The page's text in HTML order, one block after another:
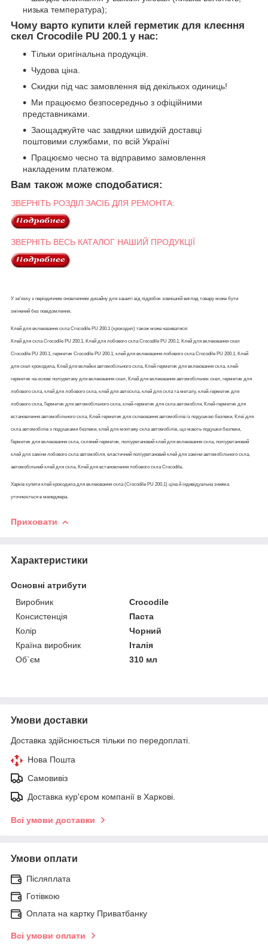
низька температура);
Чому варто купити клей герметик для клеєння
скел Crocodile PU 200.1 у нас:
Тільки оригінальна продукція.
Чудова ціна.
Скидки під час замовлення від декількох одиниць!
Ми працюємо безпосередньо з офіційними
представниками.
Заощаджуйте час завдяки швидкій доставці
поштовими службами, по всій Україні
Працюємо чесно та відправимо замовлення
накладеним платежом.
Вам також може сподобатися:
ЗВЕРНІТЬ РОЗДІЛ ЗАСІБ ДЛЯ РЕМОНТА:
ЗВЕРНІТЬ ВЕСЬ КАТАЛОГ НАШИЙ ПРОДУКЦІЇ
У зв'язку з періодичним оновленням дизайну для зашиті від підробок зовнішній вигляд товару може бути
змінений без повідомлення.
Клей для вклеювання скла Crocodile PU 200.1 (крокодил) також може називатися:
Клей для скла Crocodile PU 200.1, Клей для лобового скла Crocodile PU 200.1, Клей для вклеювання скел
Crocodile PU 200.1, герметик Crocodile PU 200.1, клей для вклеювання лобового скла Crocodile PU 200.1, Клей
для скел крокодила, Клей для вклейки автомобільного скла, Клей-герметик для вклеювання скла, клей-
герметик на основі поліуретану для вклеювання скел, Клей для вклеювання автомобільних скел, герметик для
лобового скла, клей для лобового скла, клей для автоскла, клей для скла та металу, клей-герметик для
лобового скла, Герметик для автомобільного скла, клей-герметик для скла автомобіля, Клей-герметик для
встановлення автомобільного скла, Клей-герметик для склеювання автомобілів із подушкою безпеки, Клеї для
скла автомобілів з подушками безпеки, клей для монтажу скла автомобілів, що мають подушки безпеки,
Герметик для вклеювання скла, скляний герметик, поліуретановий клей для вклеювання скла, поліуретановий
клей для заміни лобового скла автомобіля, еластичний поліуретановий клей для заміни автомобільного скла,
автомобільний клей для скла, Клей для встановлення лобового скла Crocodile,
Харків купити клей крокодила для вклеювання скла (Crocodile PU 200.1) ціна й індивідуальна знижка
уточнюється в менеджера.
Приховати
Характеристики
Основні атрибути
Виробник
Crocodile
Консистенція
Паста
Колір
Чорний
Країна виробник
Італія
Об`єм
310 мл
Умови доставки
Доставка здійснюється тільки по передоплаті.
Нова Пошта
Самовивіз
Доставка кур'єром компанії в Харкові.
Всі умови доставки
Умови оплати
Післяплата
Готівкою
Оплата на картку Приватбанку
Всі умови оплати